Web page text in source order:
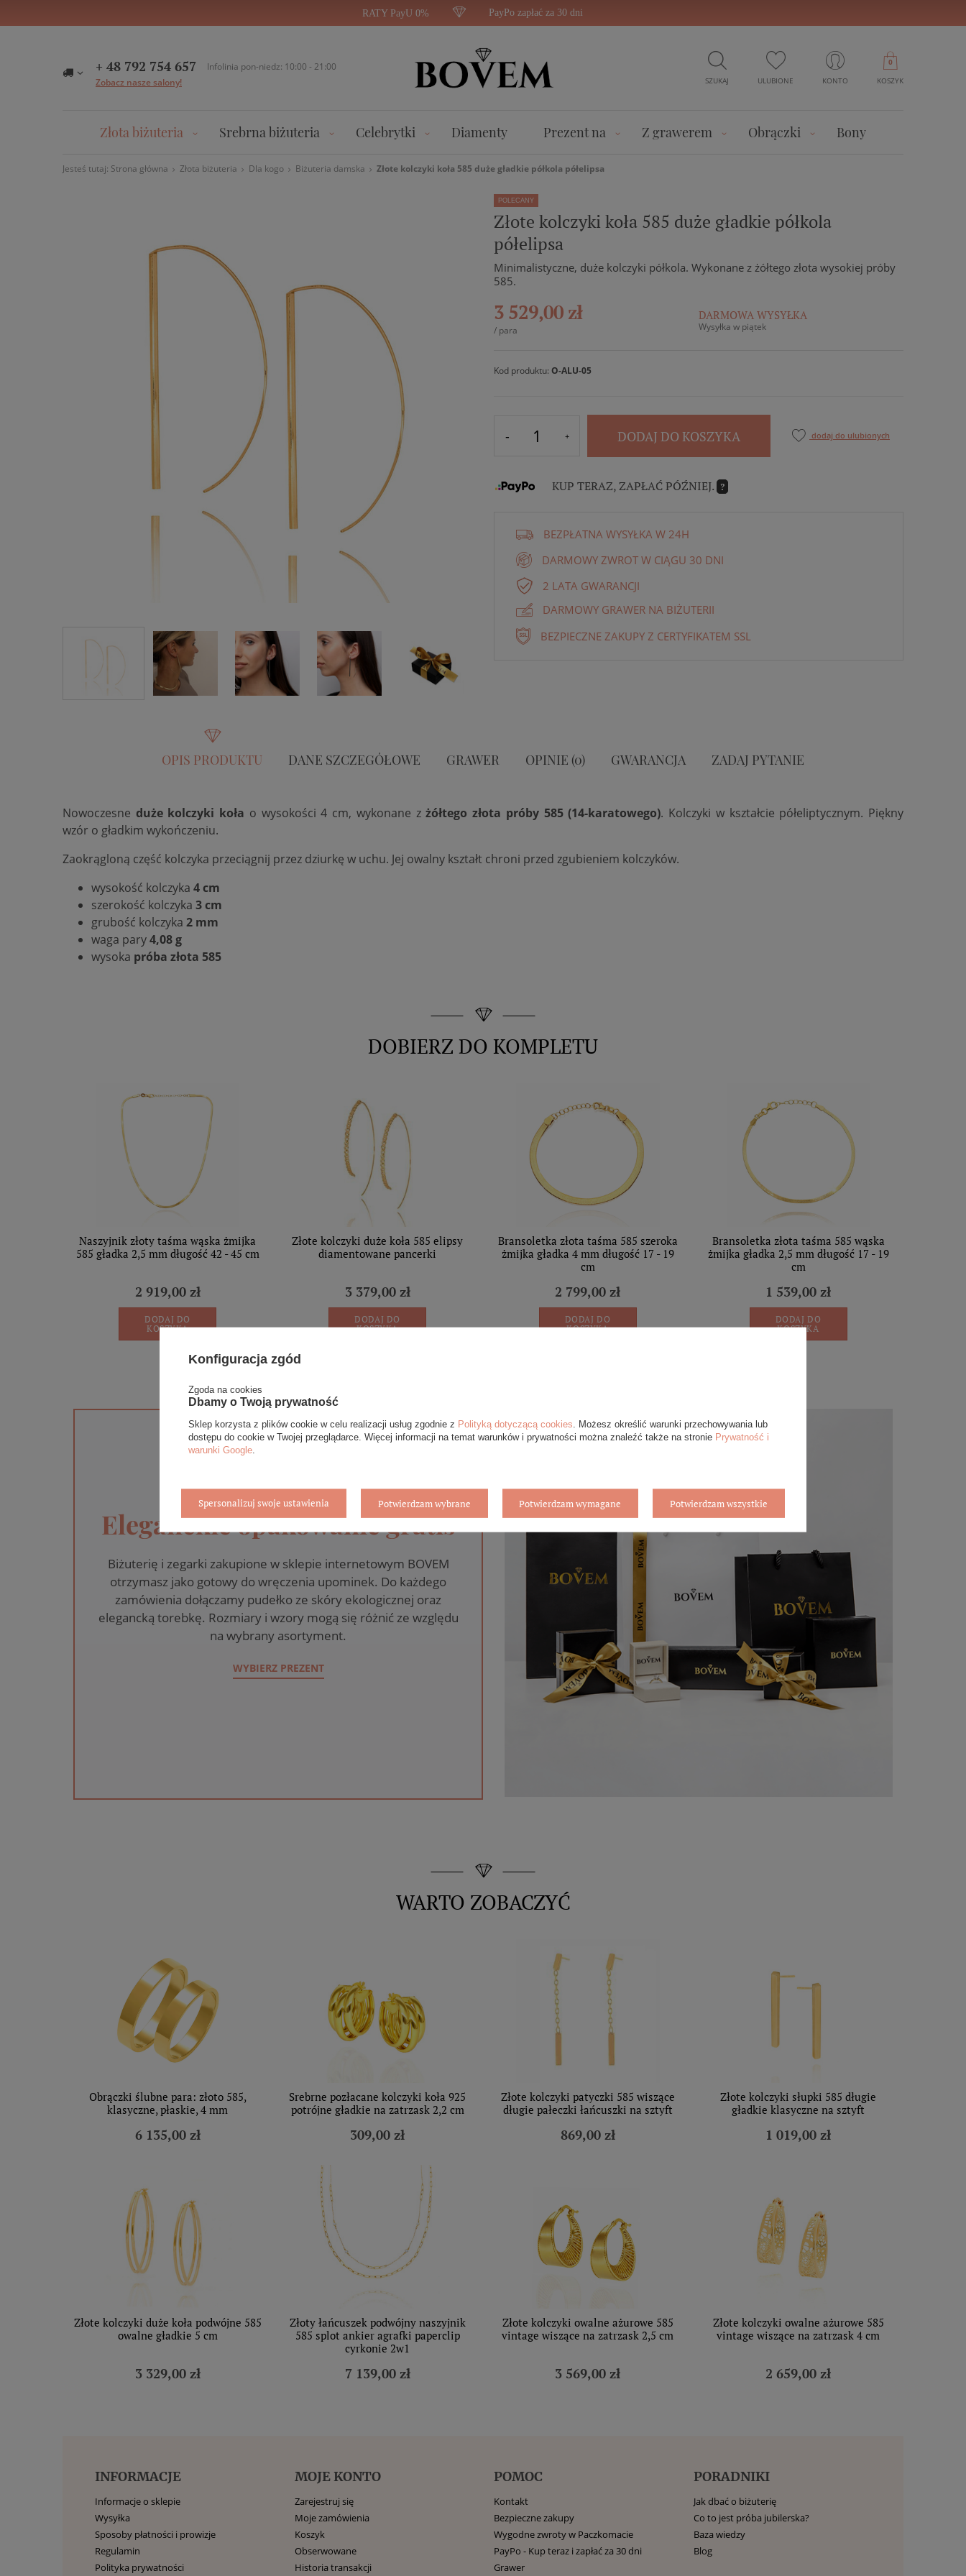
RATY PayU 0% PayPo zapłać za 30 dni
+ 48 792 754 657
Infolinia pon-niedz: 10:00 - 21:00
Zobacz nasze salony!
SZUKAJ ULUBIONE KONTO KOSZYK
0
Złota biżuteria Srebrna biżuteria Celebrytki Diamenty Prezent na Z grawerem Obrączki Bony
Jesteś tutaj: Strona główna Złota biżuteria Dla kogo Biżuteria damska Złote kolczyki koła 585 duże gładkie półkola półelipsa
POLECANY
Złote kolczyki koła 585 duże gładkie półkola
półelipsa
Minimalistyczne, duże kolczyki półkola. Wykonane z żółtego złota wysokiej próby
585.
3 529,00 zł
/ para
DARMOWA WYSYŁKA
Wysyłka w piątek
Kod produktu: O-ALU-05
DODAJ DO KOSZYKA dodaj do ulubionych
KUP TERAZ, ZAPŁAĆ PÓŹNIEJ. ?
BEZPŁATNA WYSYŁKA W 24H
DARMOWY ZWROT W CIĄGU 30 DNI
2 LATA GWARANCJI
DARMOWY GRAWER NA BIŻUTERII
BEZPIECZNE ZAKUPY Z CERTYFIKATEM SSL
OPIS PRODUKTU DANE SZCZEGÓŁOWE GRAWER OPINIE (0) GWARANCJA ZADAJ PYTANIE
Nowoczesne duże kolczyki koła o wysokości 4 cm, wykonane zżółtego złota próby 585 (14-karatowego). Kolczyki w kształcie półeliptycznym. Piękny
wzór o gładkim wykończeniu.
Zaokrągloną część kolczyka przeciągnij przez dziurkę w uchu. Jej owalny kształt chroni przed zgubieniem kolczyków.
wysokość kolczyka 4 cm
szerokość kolczyka 3 cm
grubość kolczyka 2 mm
waga pary4,08 g
wysoka próba złota 585
DOBIERZ DO KOMPLETU
Naszyjnik złoty taśma wąska żmijka
585 gładka 2,5 mm długość 42 - 45 cm
2 919,00 zł
DODAJ DO
KOSZYKA
Złote kolczyki duże koła 585 elipsy
diamentowane pancerki
3 379,00 zł
DODAJ DO
KOSZYKA
Bransoletka złota taśma 585 szeroka
żmijka gładka 4 mm długość 17 - 19
cm
2 799,00 zł
DODAJ DO
KOSZYKA
Bransoletka złota taśma 585 wąska
żmijka gładka 2,5 mm długość 17 - 19
cm
1 539,00 zł
DODAJ DO
KOSZYKA
Eleganckie opakowanie gratis
Biżuterię i zegarki zakupione w sklepie internetowym BOVEM
otrzymasz jako gotowy do wręczenia upominek. Do każdego
zamówienia dołączamy pudełko ze skóry ekologicznej oraz
elegancką torebkę. Rozmiary i wzory mogą się różnić ze względu
na wybrany asortyment.
WYBIERZ PREZENT
WARTO ZOBACZYĆ
Obrączki ślubne para: złoto 585,
klasyczne, płaskie, 4 mm
6 135,00 zł
Srebrne pozłacane kolczyki koła 925
potrójne gładkie na zatrzask 2,2 cm
309,00 zł
Złote kolczyki patyczki 585 wiszące
długie pałeczki łańcuszki na sztyft
869,00 zł
Złote kolczyki słupki 585 długie
gładkie klasyczne na sztyft
1 019,00 zł
Złote kolczyki duże koła podwójne 585
owalne gładkie 5 cm
3 329,00 zł
Złoty łańcuszek podwójny naszyjnik
585 splot ankier agrafki paperclip
cyrkonie 2w1
7 139,00 zł
Złote kolczyki owalne ażurowe 585
vintage wiszące na zatrzask 2,5 cm
3 569,00 zł
Złote kolczyki owalne ażurowe 585
vintage wiszące na zatrzask 4 cm
2 659,00 zł
INFORMACJE
Informacje o sklepie
Wysyłka
Sposoby płatności i prowizje
Regulamin
Polityka prywatności
MOJE KONTO
Zarejestruj się
Moje zamówienia
Koszyk
Obserwowane
Historia transakcji
POMOC
Kontakt
Bezpieczne zakupy
Wygodne zwroty w Paczkomacie
PayPo - Kup teraz i zapłać za 30 dni
Grawer
PORADNIKI
Jak dbać o biżuterię
Co to jest próba jubilerska?
Baza wiedzy
Blog
Konfiguracja zgód
Zgoda na cookies
Dbamy o Twoją prywatność
Sklep korzysta z plików cookie w celu realizacji usług zgodnie z Polityką dotyczącą cookies . Możesz określić warunki przechowywania lub
dostępu do cookie w Twojej przeglądarce. Więcej informacji na temat warunków i prywatności można znaleźć także na stronie Prywatność i
warunki Google
Spersonalizuj swoje ustawienia Potwierdzam wybrane Potwierdzam wymagane Potwierdzam wszystkie